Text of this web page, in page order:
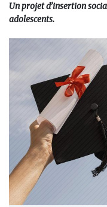
Un projet d’insertion
adolescents.